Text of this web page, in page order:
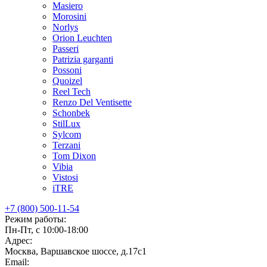
Masiero
Morosini
Norlys
Orion Leuchten
Passeri
Patrizia garganti
Possoni
Quoizel
Reel Tech
Renzo Del Ventisette
Schonbek
StilLux
Sylcom
Terzani
Tom Dixon
Vibia
Vistosi
iTRE
+7 (800) 500-11-54
Режим работы:
Пн-Пт, с 10:00-18:00
Адрес:
Москва, Варшавское шоссе, д.17c1
Email: